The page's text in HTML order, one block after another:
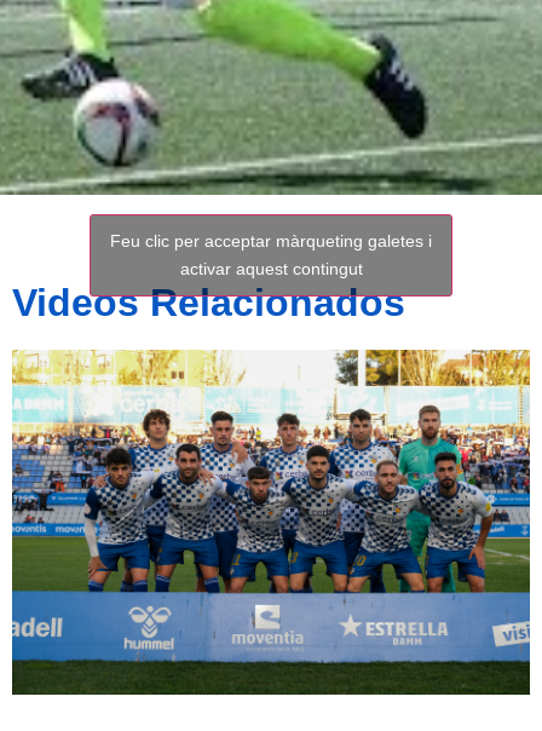
Feu clic per acceptar màrqueting galetes i
activar aquest contingut
Videos Relacionados